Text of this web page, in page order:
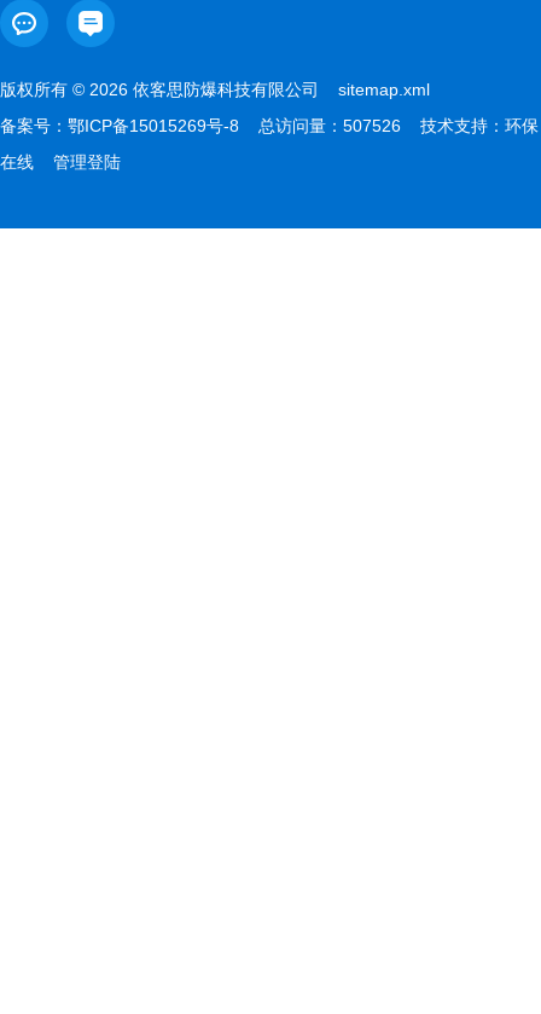
版权所有 © 2026 依客思防爆科技有限公司 sitemap.xml
备案号： 鄂ICP备15015269号-8 总访问量：507526 技术支持： 环保
在线
管理登陆